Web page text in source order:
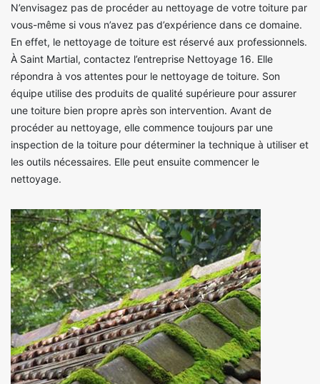
N’envisagez pas de procéder au nettoyage de votre toiture par
vous-même si vous n’avez pas d’expérience dans ce domaine.
En effet, le nettoyage de toiture est réservé aux professionnels.
À Saint Martial, contactez l’entreprise Nettoyage 16. Elle
répondra à vos attentes pour le nettoyage de toiture. Son
équipe utilise des produits de qualité supérieure pour assurer
une toiture bien propre après son intervention. Avant de
procéder au nettoyage, elle commence toujours par une
inspection de la toiture pour déterminer la technique à utiliser et
les outils nécessaires. Elle peut ensuite commencer le
nettoyage.